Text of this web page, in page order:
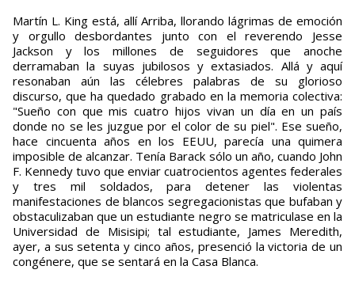
Martín L. King está, allí Arriba, llorando lágrimas de emoción
y orgullo desbordantes junto con el reverendo Jesse
Jackson y los millones de seguidores que anoche
derramaban la suyas jubilosos y extasiados. Allá y aquí
resonaban aún las célebres palabras de su glorioso
discurso, que ha quedado grabado en la memoria colectiva:
"Sueño con que mis cuatro hijos vivan un día en un país
donde no se les juzgue por el color de su piel". Ese sueño,
hace cincuenta años en los EEUU, parecía una quimera
imposible de alcanzar. Tenía Barack sólo un año, cuando John
F. Kennedy tuvo que enviar cuatrocientos agentes federales
y tres mil soldados, para detener las violentas
manifestaciones de blancos segregacionistas que bufaban y
obstaculizaban que un estudiante negro se matriculase en la
Universidad de Misisipi; tal estudiante, James Meredith,
ayer, a sus setenta y cinco años, presenció la victoria de un
congénere, que se sentará en la Casa Blanca.